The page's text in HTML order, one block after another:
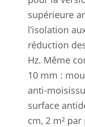
supérieure
l’isolation
réduction
Hz. Même
10 mm :
anti-
surface
cm, 2 m²